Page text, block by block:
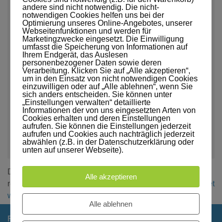
Name* E-Mail-Adresse
Website
Diese Website verwendet Akismet, um Spam zu
reduzieren.
Erfahre, wie deine Kommentardaten verarbeitet
werden.
FOLGEN:
andere sind nicht notwendig. Die nicht-
notwendigen Cookies helfen uns bei der
Optimierung unseres Online-Angebotes, unserer
Webseitenfunktionen und werden für
Marketingzwecke eingesetzt. Die Einwilligung
umfasst die Speicherung von Informationen auf
Ihrem Endgerät, das Auslesen
personenbezogener Daten sowie deren
Verarbeitung. Klicken Sie auf „Alle akzeptieren“,
um in den Einsatz von nicht notwendigen Cookies
einzuwilligen oder auf „Alle ablehnen“, wenn Sie
sich anders entscheiden. Sie können unter
„Einstellungen verwalten“ detaillierte
Informationen der von uns eingesetzten Arten von
Cookies erhalten und deren Einstellungen
aufrufen. Sie können die Einstellungen jederzeit
aufrufen und Cookies auch nachträglich jederzeit
abwählen (z.B. in der Datenschutzerklärung oder
unten auf unserer Webseite).
Alle akzeptieren
Alle ablehnen